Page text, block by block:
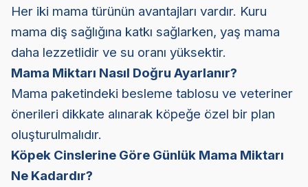
Her iki mama türünün avantajları vardır. Kuru
mama diş sağlığına katkı sağlarken, yaş mama
daha lezzetlidir ve su oranı yüksektir.
Mama Miktarı Nasıl Doğru Ayarlanır?
Mama paketindeki besleme tablosu ve veteriner
önerileri dikkate alınarak köpeğe özel bir plan
oluşturulmalıdır.
Köpek Cinslerine Göre Günlük Mama Miktarı
Ne Kadardır?